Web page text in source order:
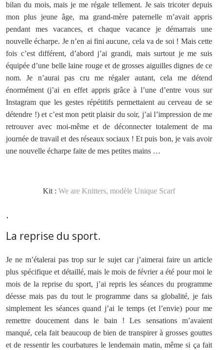
bilan du mois, mais je me régale tellement. Je sais tricoter depuis
mon plus jeune âge, ma grand-mère paternelle m’avait appris
pendant mes vacances, et chaque vacance je démarrais une
nouvelle écharpe. Je n’en ai fini aucune, cela va de soi ! Mais cette
fois c’est différent, d’abord j’ai grandi, mais surtout je me suis
équipée d’une belle laine rouge et de grosses aiguilles dignes de ce
nom. Je n’aurai pas cru me régaler autant, cela me détend
énormément (j’ai en effet appris grâce à l’une d’entre vous sur
Instagram que les gestes répétitifs permettaient au cerveau de se
détendre !) et c’est mon petit plaisir du soir, j’ai l’impression de me
retrouver avec moi-même et de déconnecter totalement de ma
journée de travail et des réseaux sociaux ! Et puis bon, je vais avoir
une nouvelle écharpe faite de mes petites mains …
Kit : We are Knitters, modèle Unique Scarf
.
La reprise du sport.
Je ne m’étalerai pas trop sur le sujet car j’aimerai faire un article
plus spécifique et détaillé, mais le mois de février a été pour moi le
mois de la reprise du sport, j’ai repris les séances du programme
déesse mais pas du tout le programme dans sa globalité, je fais
simplement les séances quand j’ai le temps (et l’envie) pour me
remettre doucement dans le bain ! Les sensations m’avaient
manqué, cela fait beaucoup de bien de transpirer à grosses gouttes
et de ressentir les courbatures le lendemain matin, même si ça fait